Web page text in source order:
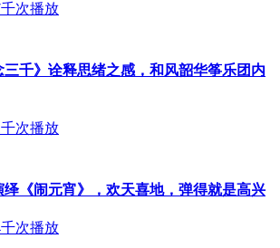
次播放
千》诠释思绪之感，和风韶华筝乐团内
次播放
绎《闹元宵》，欢天喜地，弹得就是高兴
次播放